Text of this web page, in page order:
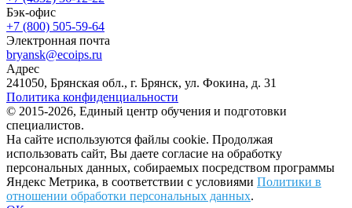
Бэк-офис
+7 (800) 505-59-64
Электронная почта
bryansk@ecoips.ru
Адрес
241050, Брянская обл., г. Брянск, ул. Фокина, д. 31
Политика конфиденциальности
© 2015-2026, Единый центр обучения и подготовки
специалистов.
На сайте используются файлы cookie. Продолжая
использовать сайт, Вы даете согласие на обработку
персональных данных, собираемых посредством программы
Яндекс Метрика, в соответствии с условиями Политики в
отношении обработки персональных данных.